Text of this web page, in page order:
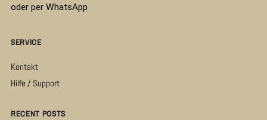
oder per WhatsApp
SERVICE
Kontakt
Hilfe / Support
RECENT POSTS